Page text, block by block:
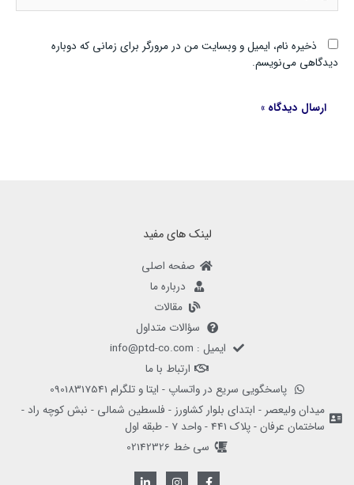
ذخیره نام، ایمیل و وبسایت من در مرورگر برای زمانی که دوباره
دیدگاهی می‌نویسم.
لینک های مفید
صفحه اصلی
درباره ما
مقالات
سؤالات متداول
ایمیل : info@ptd-co.com
ارتباط با ما
پاسخگویی سریع در واتساپ - ایتا و تلگرام 09018317541
میدان ولیعصر - ابتدای بلوار کشاورز - فلسطین شمالی - نبش کوچه راد -
ساختمان عرفان - پلاک 441 - واحد 7 - طبقه اول
سی خط 02142326
F
I
L